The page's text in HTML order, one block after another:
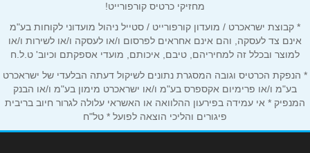
נושא*
אנא חזרו אלי בקשר ל...
הודעה*
מחזיקי כרטיס קורפורייט!
* קבוצת ישראכרט / מועדון קורפורייט / סטייל ניהול מועדוני לקוחות בע"מ
אינם צד לעסקה, והם אינם אחראים לפרסום ו/או לעסקה ו/או לשירות ו/או
למוצר ובכלל זה למחיריהם, טיבם, איכותם, מועדי אספקתם וכיוב' ט.ל.ח
* הנפקת הכרטיס וגובה המסגרת נתונים לשיקול דעתה הבלעדי של ישראכרט
בע"מ ו/או פרימיום אקספרס בע"מ ו/או ישראכרט מימון בע"מ ו/או הבנק
המנפיק * אי עמידה בפירעון ההלוואה או האשראי עלולה לגרור חיוב בריבית
פיגורים והליכי הוצאה לפועל * טל"ח